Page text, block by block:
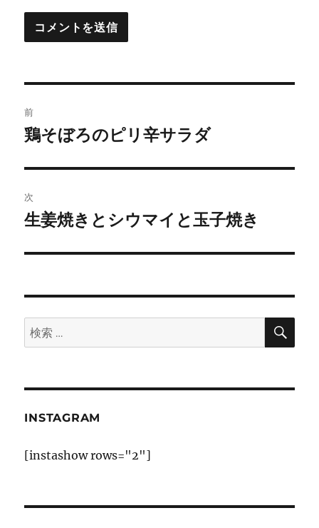
稿
ビ
ゲ
ー
ン
前
前
投
稿:
鶏そぼろのピリ辛サラダ
次
次
投
生姜焼きとシウマイと玉子焼き
検
索:
検
INSTAGRAM
[instashow rows="2"]